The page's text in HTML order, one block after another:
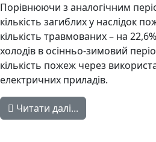
Порівнюючи з аналогічним
кількість загиблих у наслідок
кількість травмованих – на
холодів в осінньо-зимовий
кількість пожеж через
електричних приладів.
Читати далі...